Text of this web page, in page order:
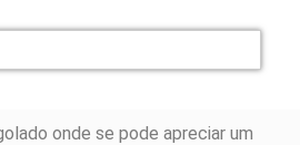
onde se pode apreciar um